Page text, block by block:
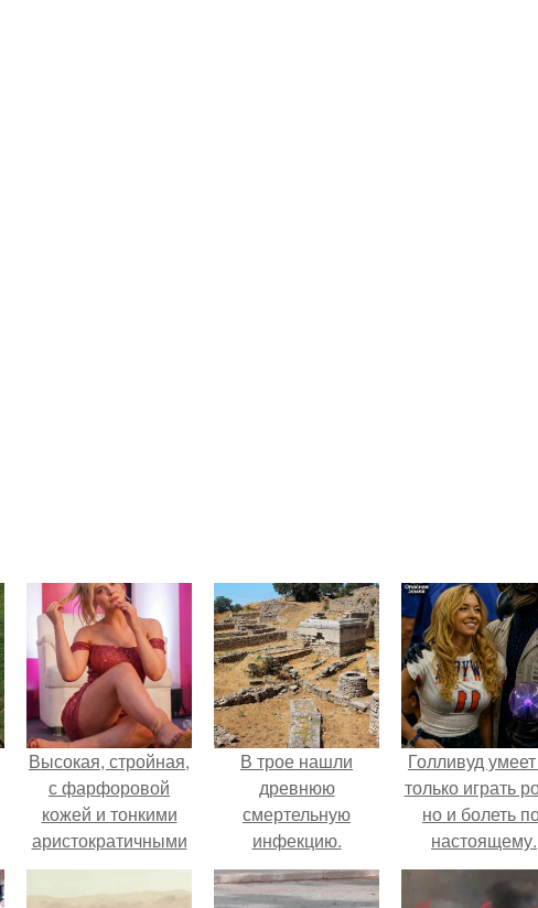
Высокая, стройная,
с фарфоровой
кожей и тонкими
аристократичными
чертами, эль
выглядит так, будто
В трое нашли
древнюю
смертельную
инфекцию.
Голливуд
только играть
но и болеть
настоящему.